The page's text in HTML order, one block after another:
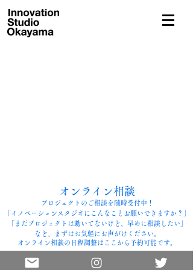
オンライン相談
​プロジェクトのご相談を随時受付中！
「イノベーションスタジオにこんなことお願いできますか？」
「まだプロジェクトは動いてないけど、早めに相談したい」
など、まずはお気軽にお声がけください。
オンライン相談の日程調整はここから予約可能です。